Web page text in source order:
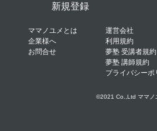
新規登録
ママノユメとは
企業様へ
お問合せ
運営会社
利用規約
夢塾 受講者規約
夢塾 講師規約
プライバシーポ
©2021 Co.,Ltd ママノ